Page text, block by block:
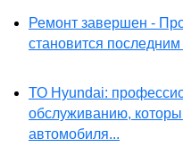
Ремонт завершен -
становится
ТО Hyundai:
обслуживанию,
автомобиля...